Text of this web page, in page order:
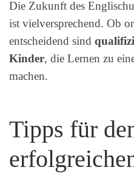
Die Zukunft des
ist vielversprechend. Ob
entscheidend sind
Kinder, die Lernen zu
machen.
Tipps für